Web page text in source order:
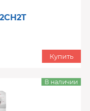
Купить
В наличии